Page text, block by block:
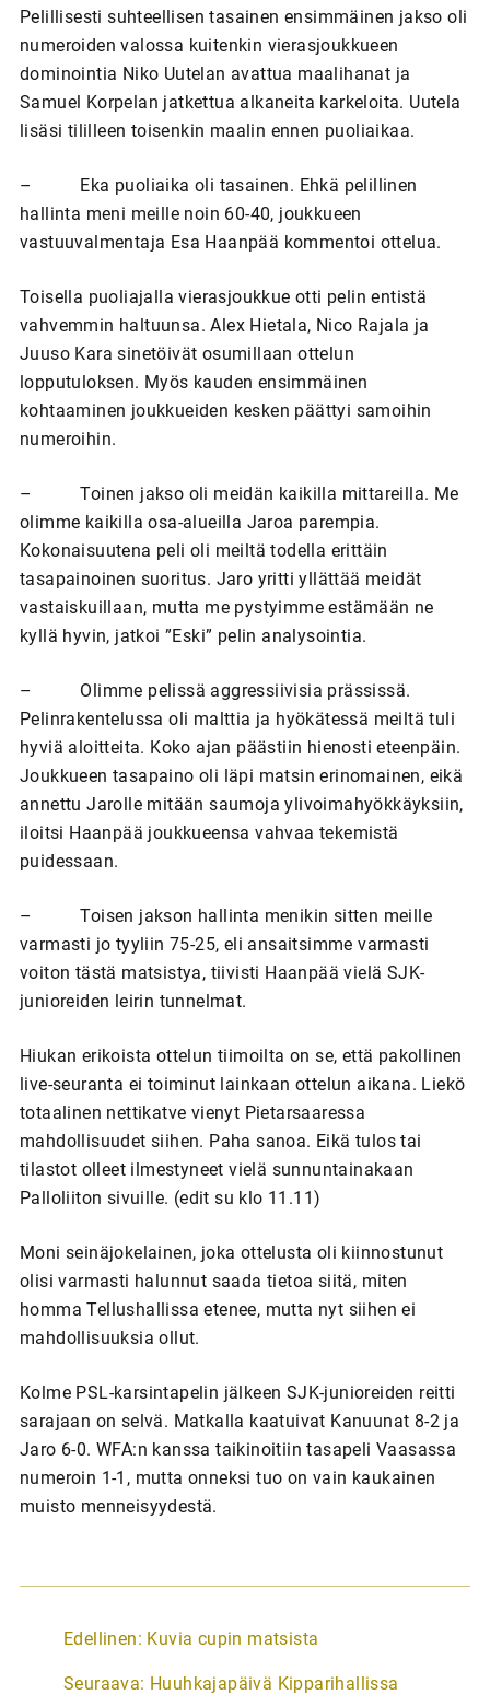
Pelillisesti suhteellisen tasainen ensimmäinen jakso oli
numeroiden valossa kuitenkin vierasjoukkueen
dominointia Niko Uutelan avattua maalihanat ja
Samuel Korpelan jatkettua alkaneita karkeloita. Uutela
lisäsi tililleen toisenkin maalin ennen puoliaikaa.
– Eka puoliaika oli tasainen. Ehkä pelillinen
hallinta meni meille noin 60-40, joukkueen
vastuuvalmentaja Esa Haanpää kommentoi ottelua.
Toisella puoliajalla vierasjoukkue otti pelin entistä
vahvemmin haltuunsa. Alex Hietala, Nico Rajala ja
Juuso Kara sinetöivät osumillaan ottelun
lopputuloksen. Myös kauden ensimmäinen
kohtaaminen joukkueiden kesken päättyi samoihin
numeroihin.
– Toinen jakso oli meidän kaikilla mittareilla. Me
olimme kaikilla osa-alueilla Jaroa parempia.
Kokonaisuutena peli oli meiltä todella erittäin
tasapainoinen suoritus. Jaro yritti yllättää meidät
vastaiskuillaan, mutta me pystyimme estämään ne
kyllä hyvin, jatkoi ”Eski” pelin analysointia.
– Olimme pelissä aggressiivisia prässissä.
Pelinrakentelussa oli malttia ja hyökätessä meiltä tuli
hyviä aloitteita. Koko ajan päästiin hienosti eteenpäin.
Joukkueen tasapaino oli läpi matsin erinomainen, eikä
annettu Jarolle mitään saumoja ylivoimahyökkäyksiin,
iloitsi Haanpää joukkueensa vahvaa tekemistä
puidessaan.
– Toisen jakson hallinta menikin sitten meille
varmasti jo tyyliin 75-25, eli ansaitsimme varmasti
voiton tästä matsistya, tiivisti Haanpää vielä SJK-
junioreiden leirin tunnelmat.
Hiukan erikoista ottelun tiimoilta on se, että pakollinen
live-seuranta ei toiminut lainkaan ottelun aikana. Liekö
totaalinen nettikatve vienyt Pietarsaaressa
mahdollisuudet siihen. Paha sanoa. Eikä tulos tai
tilastot olleet ilmestyneet vielä sunnuntainakaan
Palloliiton sivuille. (edit su klo 11.11)
Moni seinäjokelainen, joka ottelusta oli kiinnostunut
olisi varmasti halunnut saada tietoa siitä, miten
homma Tellushallissa etenee, mutta nyt siihen ei
mahdollisuuksia ollut.
Kolme PSL-karsintapelin jälkeen SJK-junioreiden reitti
sarajaan on selvä. Matkalla kaatuivat Kanuunat 8-2 ja
Jaro 6-0. WFA:n kanssa taikinoitiin tasapeli Vaasassa
numeroin 1-1, mutta onneksi tuo on vain kaukainen
muisto menneisyydestä.
A
Edellinen: Kuvia cupin matsista
Seuraava: Huuhkajapäivä Kipparihallissa